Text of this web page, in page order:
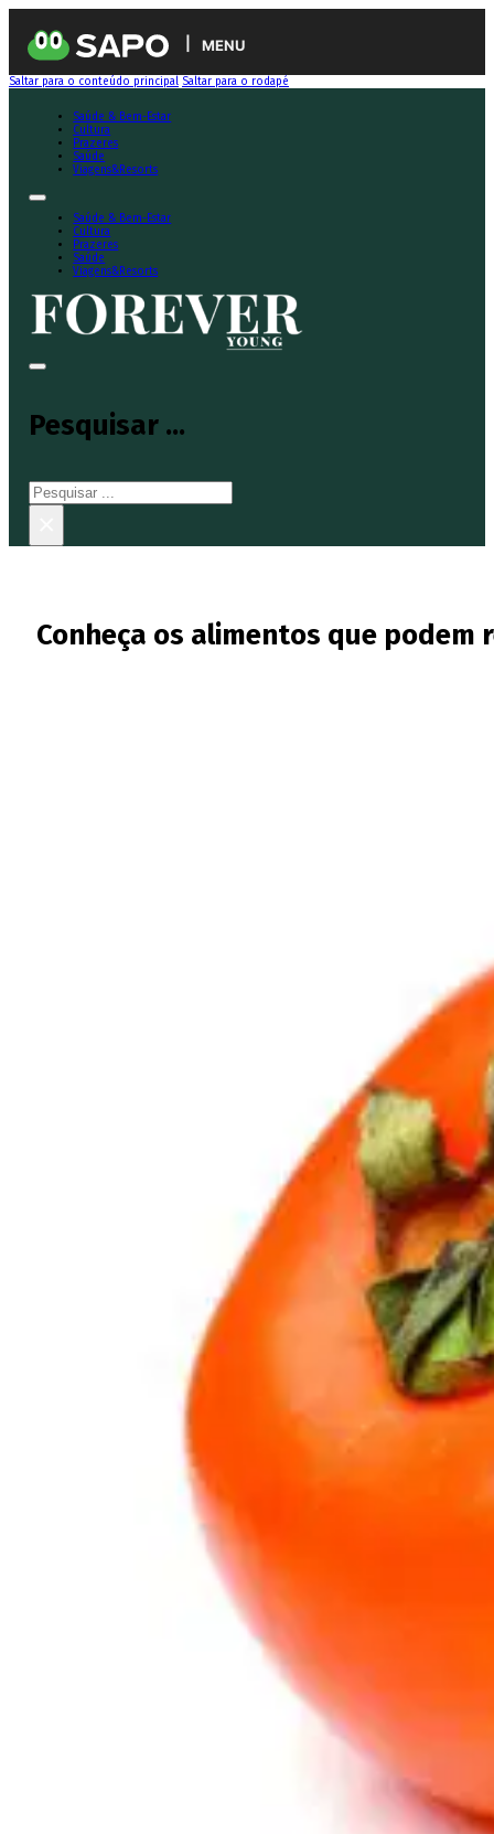
MENU
Saltar para o conteúdo principal Saltar para o rodapé
Saúde & Bem-Estar
Cultura
Prazeres
Saúde
Viagens&Resorts
Saúde & Bem-Estar
Cultura
Prazeres
Saúde
Viagens&Resorts
Pesquisar ...
Pesquisar
Conheça os alimentos que podem